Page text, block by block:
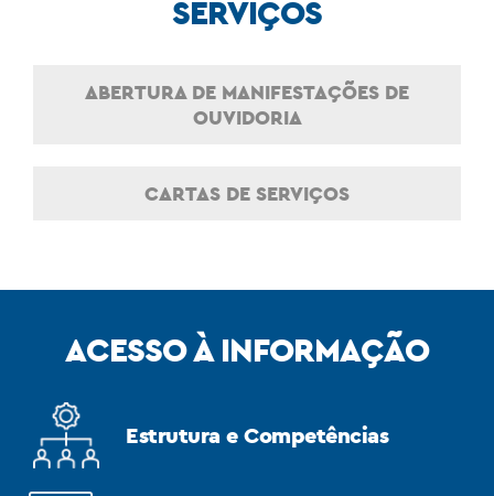
SERVIÇOS
ABERTURA DE MANIFESTAÇÕES DE
OUVIDORIA
CARTAS DE SERVIÇOS
ACESSO À INFORMAÇÃO
Estrutura e Competências